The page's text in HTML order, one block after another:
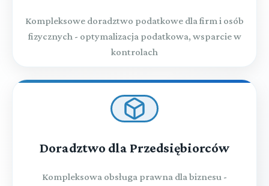
Kompleksowe doradztwo podatkowe dla firm i osób
fizycznych - optymalizacja podatkowa, wsparcie w
kontrolach
Doradztwo dla Przedsiębiorców
Kompleksowa obsługa prawna dla biznesu -